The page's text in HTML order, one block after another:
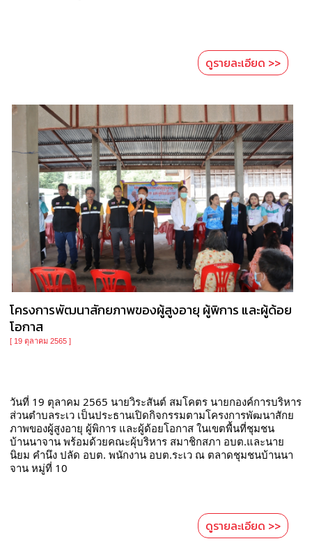
ดูรายละเอียด >>
โครงการพัฒนาสักยภาพของผู้สูงอายุ ผู้พิการ และผู้ด้อย
โอกาส
[ 19 ตุลาคม 2565 ]
วันที่ 19 ตุลาคม 2565 นายวิระสันต์ สมโคตร นายกองค์การบริหาร
ส่วนตำบลระเว เป็นประธานเปิดกิจกรรมตามโครงการพัฒนาสักย
ภาพของผู้สูงอายุ ผู้พิการ และผู้ด้อยโอกาส ในเขตพื้นที่ชุมชน
บ้านนาจาน พร้อมด้วยคณะผุ้บริหาร สมาชิกสภา อบต.และนาย
นิยม คำนึง ปลัด อบต. พนักงาน อบต.ระเว ณ ตลาดชุมชนบ้านนา
จาน หมู่ที่ 10
ดูรายละเอียด >>